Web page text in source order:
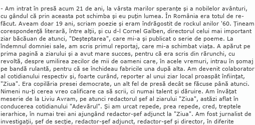
- Am intrat în presă acum 21 de ani, la vârsta ma­rilor speranţe şi a nobilelor avânturi,
cu gândul că prin aceasta pot schimba şi eu puţin lumea. În România era totul de re-
făcut. Aveam doar 19 ani, scriam poezie şi eram îndrăgostit de rockul anilor '60. Ţineam
cores­pondenţă literară, între alţii, şi cu d-l Cornel Galben, directorul celui mai important
ziar băcăuan de atunci, "Deştep­tarea", care mi-a şi publicat o serie de poeme. La
îndemnul domniei sale, am scris primul reportaj, care mi-a schimbat via­ţa. A apărut pe
prima pagină a ziarului şi a avut mare succes, pentru că era scris din ră­runchi, cu
revoltă, despre umilirea zecilor de mii de oameni care, în acele vremuri, intrau în şomaj
pe bandă rulantă, pentru că se închi­deau fabricile una după alta. Am devenit colaborator
al cotidianului respectiv şi, foarte curând, repor­ter al unui ziar local proaspăt în­fiinţat,
"Ziua". Era copilăria presei democrate, un alt fel de presă de­cât se fă­cuse până atunci.
Ni­meni nu-ţi cerea vreo calificare ca să scrii, ci numai talent şi dăruire. Am învăţat
meserie de la Liviu Avram, pe atunci redactorul şef al ziarului "Ziua", astăzi aflat în
conducerea cotidianului "Ade­vărul". Şi am urcat re­pede, prea repede, cred, treptele
ierarhice, în numai trei ani ajungând redactor-şef adjunct la "Ziua". Am fost jurnalist de
investigaţii, şef de secţie, redactor-şef adjunct, redactor-şef şi director, în diferite